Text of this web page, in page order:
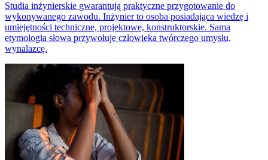
Studia inżynierskie gwarantują praktyczne przygotowanie do
wykonywanego zawodu. Inżynier to osoba posiadająca wiedzę i
umiejętności techniczne, projektowe, konstruktorskie. Sama
etymologia słowa przywołuje człowieka twórczego umysłu,
wynalazcę.